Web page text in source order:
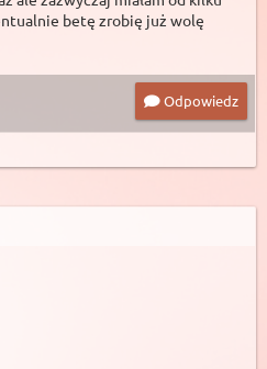
betę zrobię już wolę
Odpowiedz